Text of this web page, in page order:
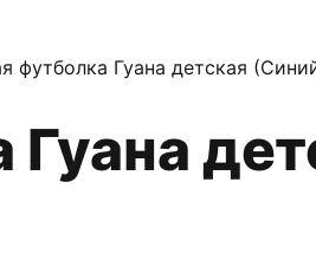
футболка Гуана детская
Гуана